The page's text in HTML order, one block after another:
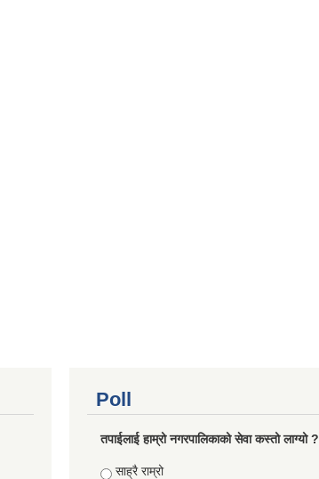
Poll
तपाईलाई हाम्रो नगरपालिकाको सेवा कस्तो लाग्यो ?
Choices
साह्रै राम्रो